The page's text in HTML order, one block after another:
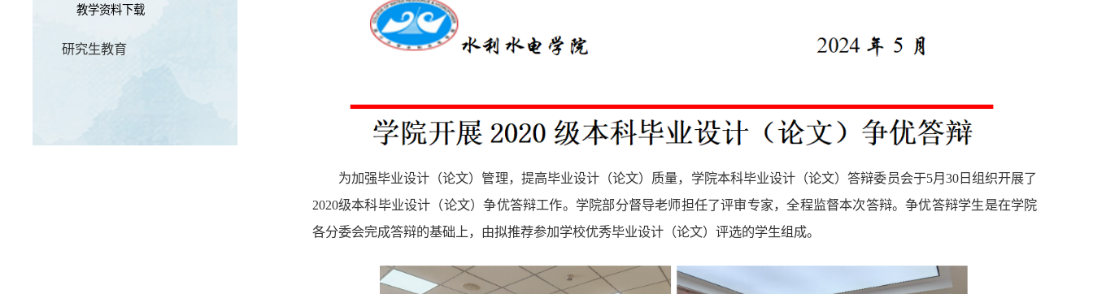
教学资料下载
研究生教育
为加强毕业设计（论文）管理，提高毕业设计（论文）质量，学院本科毕业设计（论文）答辩委员会于5月30日组织开展了
2020级本科毕业设计（论文）争优答辩工作。学院部分督导老师担任了评审专家，全程监督本次答辩。争优答辩学生是在学院
各分委会完成答辩的基础上，由拟推荐参加学校优秀毕业设计（论文）评选的学生组成。